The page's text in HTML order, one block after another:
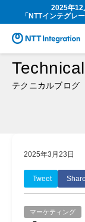
2025年12
「NTTインテグレ
テクニカルブログ
2025年3月23日
Tweet Share
マーケティング